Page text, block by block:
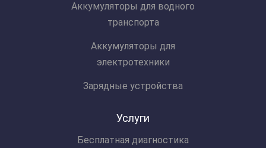
Аккумуляторы для водного
транспорта
Аккумуляторы для
электротехники
Зарядные устройства
Услуги
Бесплатная диагностика